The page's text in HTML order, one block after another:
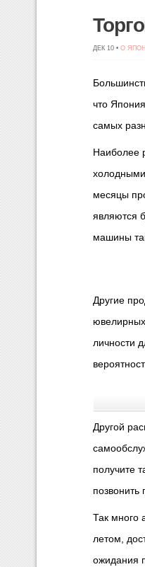
ДЕК 10 • О
что
самых
Наиболее
месяцы
являются
машины
Другие
личности
Другой
получите
позвонить
Так много
летом,
ожидания